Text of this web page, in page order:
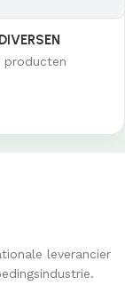
DIVERSEN
producten
leverancier